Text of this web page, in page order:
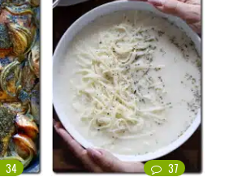
34 37